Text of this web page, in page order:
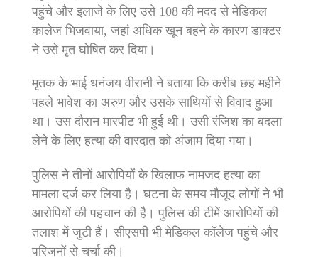
पहुंचे और इलाजे के लिए उसे 108 की मदद से मेडिकल
कालेज भिजवाया, जहां अधिक खून बहने के कारण डाक्टर
ने उसे मृत घोषित कर दिया।
मृतक के भाई धनंजय वीरानी ने बताया कि करीब छह महीने
पहले भावेश का अरुण और उसके साथियों से विवाद हुआ
था। उस दौरान मारपीट भी हुई थी। उसी रंजिश का बदला
लेने के लिए हत्या की वारदात को अंजाम दिया गया।
पुलिस ने तीनों आरोपियों के खिलाफ नामजद हत्या का
मामला दर्ज कर लिया है। घटना के समय मौजूद लोगों ने भी
आरोपियों की पहचान की है। पुलिस की टीमें आरोपियों की
तलाश में जुटी हैं। सीएसपी भी मेडिकल कॉलेज पहुंचे और
परिजनों से चर्चा की।